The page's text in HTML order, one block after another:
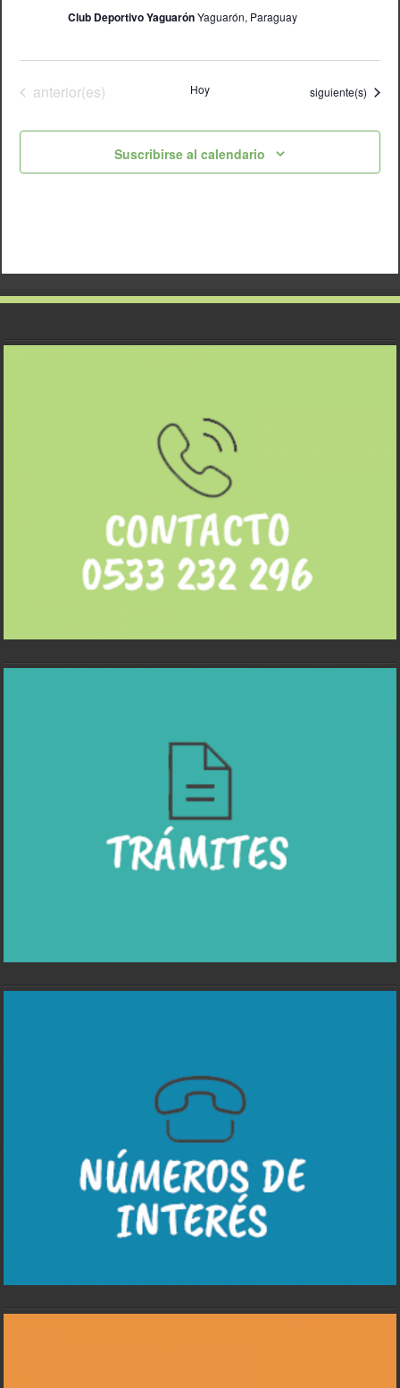
Club Deportivo YaguarónYaguarón, Paraguay
Eventos
anterior(es) Hoy Eventos
siguiente(s)
Suscribirse al calendario